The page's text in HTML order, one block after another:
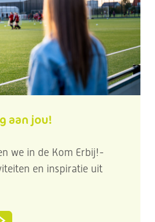
aan jou!
we in de Kom Erbij!-
en inspiratie uit